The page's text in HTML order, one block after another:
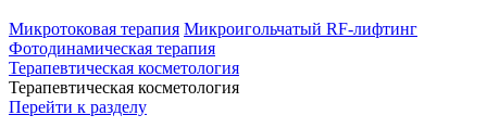
Микротоковая терапия Микроигольчатый RF-лифтинг
Фотодинамическая терапия
Терапевтическая косметология
Терапевтическая косметология
Перейти к разделу